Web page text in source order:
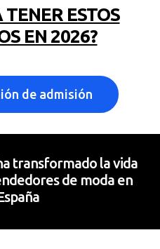
TENER ESTOS
EN 2026?
de admisión
transformado la vida
de moda en